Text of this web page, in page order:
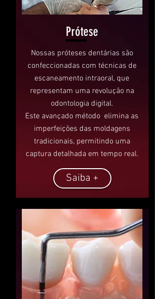
Prótese
Nossas próteses dentárias são
confeccionadas com técnicas de
escaneamento intraoral, que
representam uma revolução na
odontologia digital.
Este avançado método elimina as
imperfeições das moldagens
tradicionais, permitindo uma
captura detalhada em tempo real.
Saiba +